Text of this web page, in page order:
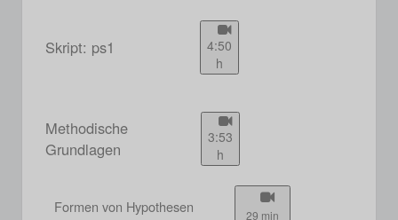
Skript: ps1
4:50
h
Methodische
Grundlagen
3:53
h
Formen von Hypothesen 29 min